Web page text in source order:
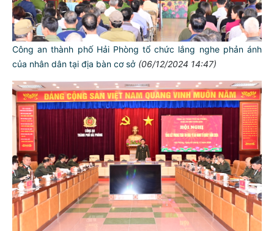
Công an thành phố Hải Phòng tổ chức lắng nghe phản ánh
của nhân dân tại địa bàn cơ sở (06/12/2024 14:47)